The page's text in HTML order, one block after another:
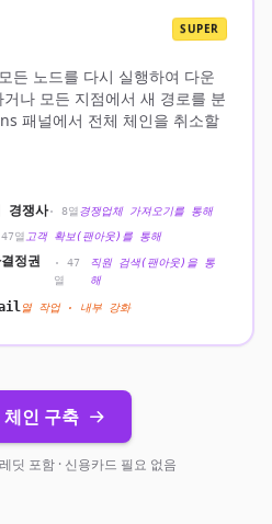
SUPER
든 노드를 다시 실행하여 다운
나 모든 지점에서 새 경로를 분
패널에서 전체 체인을 취소할
쟁사· 8열 경쟁업체 가져오기를 통해
열 고객 확보(팬아웃)를 통해
정권
· 47
열
직원 검색(팬아웃)을 통
해
열 작업 · 내부 강화
인 구축
딧 포함 · 신용카드 필요 없음